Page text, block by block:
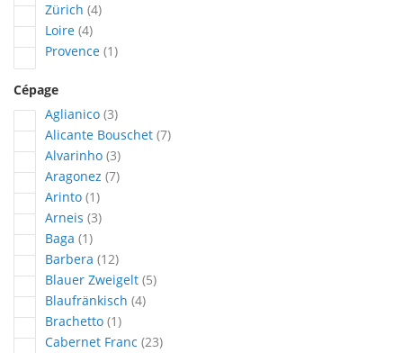
Zürich 4articles
Loire 4articles
Provence 1article
Cépage
Aglianico 3articles
Alicante Bouschet 7articles
Alvarinho 3articles
Aragonez 7articles
Arinto 1article
Arneis 3articles
Baga 1article
Barbera 12articles
Blauer Zweigelt 5articles
Blaufränkisch 4articles
Brachetto 1article
Cabernet Franc 23articles